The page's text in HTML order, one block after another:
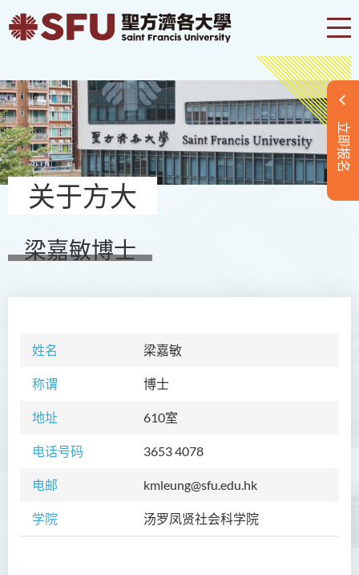
立即报名
关于方大
梁嘉敏博士
姓名 梁嘉敏
称谓 博士
地址 610室
电话号码 3653 4078
电邮 kmleung@sfu.edu.hk
学院 汤罗凤贤社会科学院